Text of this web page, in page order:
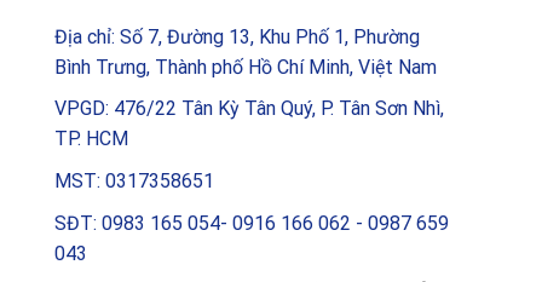
sáng, mà còn đang đầu tư vào một giải pháp công
nghệ bền vững, mang lại giá trị gia tăng lâu dài cho
công trình của mình. Hãy lựa chọn LEDVANCE để trải
nghiệm chất lượng ánh sáng hàng đầu thế giới ngay
hôm nay.
Địa chỉ: Số 7, Đường 13, Khu Phố 1, Phường
Bình Trưng, Thành phố Hồ Chí Minh, Việt Nam
VPGD: 476/22 Tân Kỳ Tân Quý, P. Tân Sơn Nhì,
TP. HCM
MST: 0317358651
SĐT: 0983 165 054- 0916 166 062 - 0987 659
043